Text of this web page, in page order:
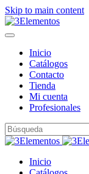
Skip to main content
Inicio
Catálogos
Contacto
Tienda
Mi cuenta
Profesionales
Inicio